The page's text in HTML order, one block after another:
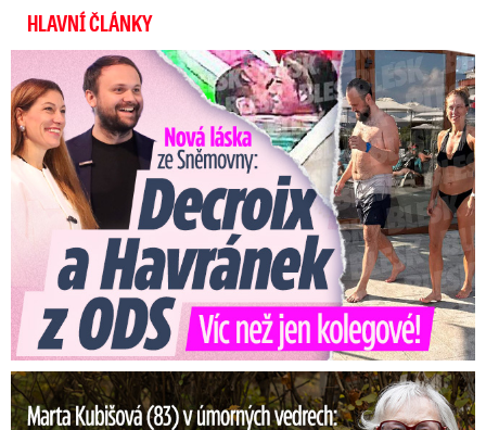
HLAVNÍ ČLÁNKY
Nová láska ve Sněmovně: Decroix s mladým kolegou z ODS
Marta Kubišová (83) v úmorných vedrech: Udusil se jí pejsek!